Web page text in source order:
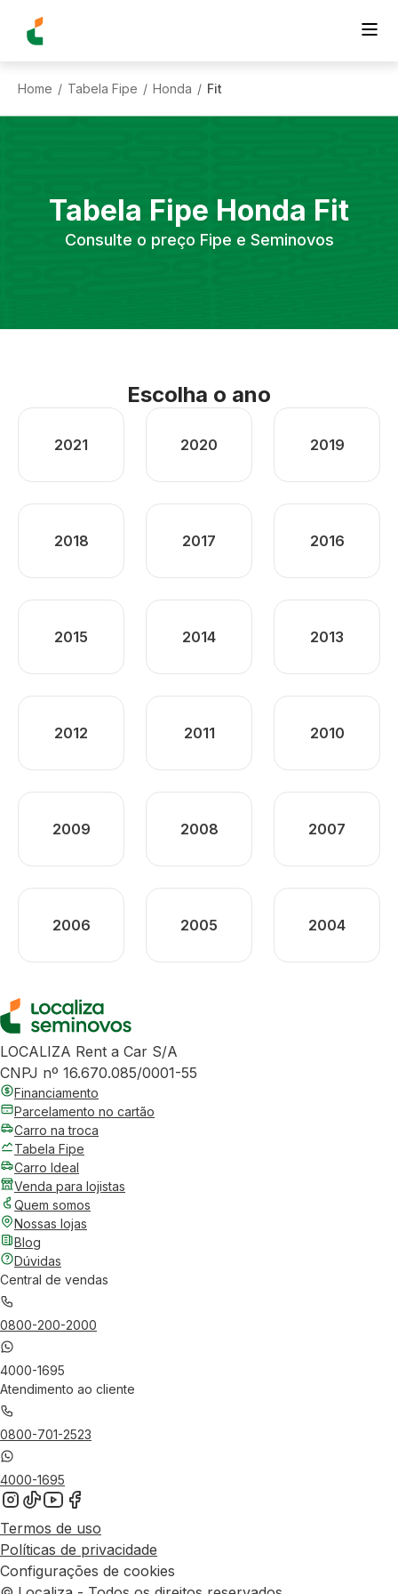
Home / Tabela Fipe / Honda / Fit
Tabela Fipe Honda Fit
Consulte o preço Fipe e Seminovos
Escolha o ano
2021 2020 2019
2018 2017 2016
2015 2014 2013
2012 2011 2010
2009 2008 2007
2006 2005 2004
LOCALIZA Rent a Car S/A
CNPJ nº 16.670.085/0001-55
Financiamento
Parcelamento no cartão
Carro na troca
Tabela Fipe
Carro Ideal
Venda para lojistas
Quem somos
Nossas lojas
Blog
Dúvidas
Central de vendas
0800-200-2000
4000-1695
Atendimento ao cliente
0800-701-2523
4000-1695
Termos de uso
Políticas de privacidade
Configurações de cookies